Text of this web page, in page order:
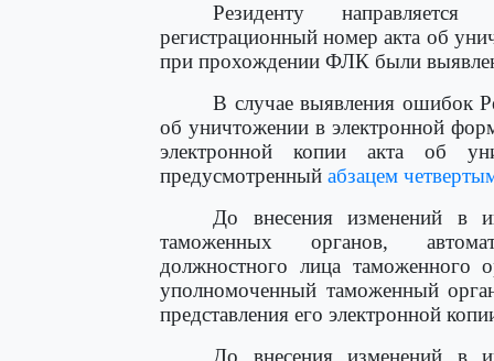
Резиденту направляется
регистрационный номер акта об
при прохождении ФЛК были
В случае выявления ошибок
об уничтожении в электронной
электронной копии акта об
предусмотренный абзацем
До внесения изменений в
таможенных органов,
должностного лица таможенного
уполномоченный таможенный
представления его электронной
До внесения изменений в